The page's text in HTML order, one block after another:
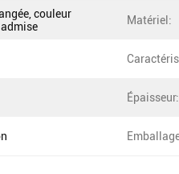
couleur
Matériel:
Épaisseur: